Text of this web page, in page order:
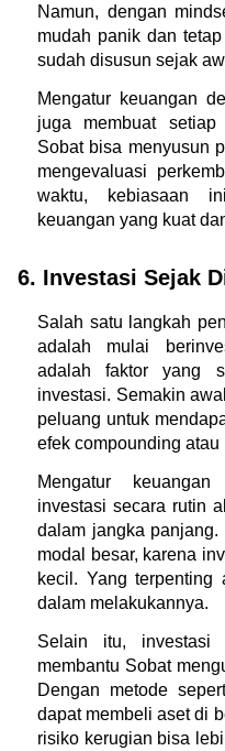
Namun, dengan
mudah panik dan
sudah disusun sejak
Mengatur keuangan
juga membuat
Sobat bisa menyusun
mengevaluasi
waktu, kebiasaan
keuangan yang kuat
6. Investasi Sejak
Salah satu langkah
adalah mulai
adalah faktor yang
investasi. Semakin
peluang untuk
efek compounding atau
Mengatur
investasi secara rutin
dalam jangka
modal besar, karena
kecil. Yang terpenting
dalam melakukannya.
Selain itu, investasi
membantu Sobat
Dengan metode
dapat membeli aset di
risiko kerugian bisa